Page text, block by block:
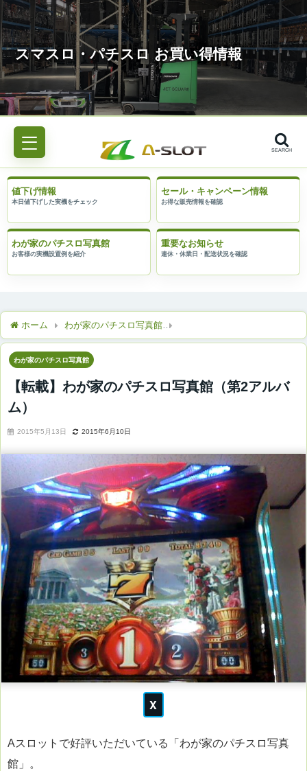
SEARCH
値下げ情報 セール・キャンペーン情報
わが家のパチスロ写真館 重要なお知らせ
ホーム わが家のパチスロ写真館
わが家のパチスロ写真館
【転載】わが家のパチスロ写真館（第2アルバ
ム）
2015年5月13日 2015年6月10日
Aスロットで好評いただいている「わが家のパチスロ写真
館」。